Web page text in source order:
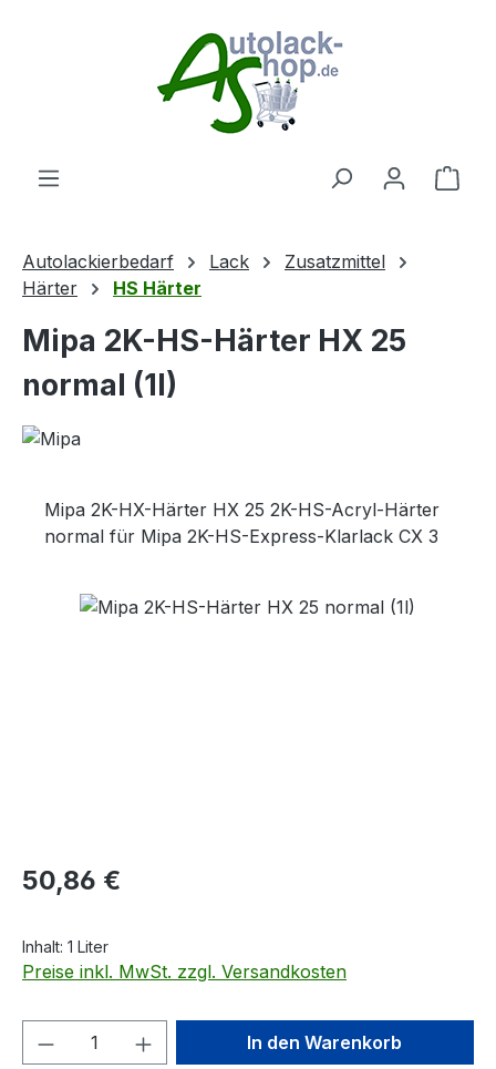
Autolackierbedarf Lack
Zusatzmittel
Härter
HS Härter
Mipa 2K-HS-Härter HX 25
normal (1l)
Mipa 2K-HX-Härter HX 25 2K-HS-Acryl-Härter
normal für Mipa 2K-HS-Express-Klarlack CX 3
Bildergalerie überspringen
Regulärer Preis:
50,86 €
Inhalt: 1 Liter
Preise inkl. MwSt. zzgl. Versandkosten
Produkt Anzahl: Gib denIn den Warenkorb